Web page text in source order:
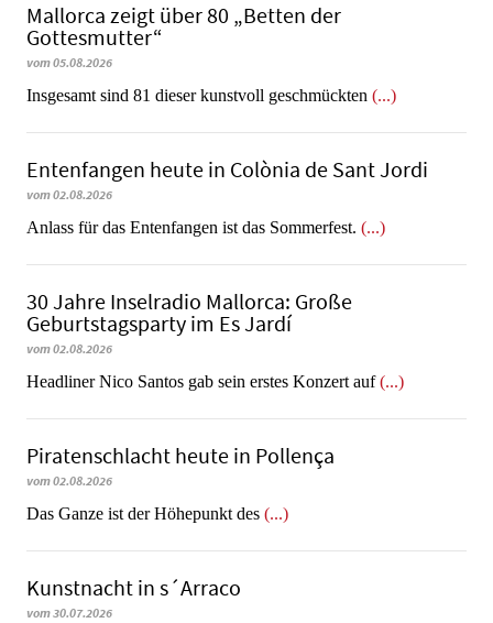
Mallorca zeigt über 80 „Betten der
Gottesmutter“
vom 05.08.2026
Insgesamt sind 81 dieser kunstvoll geschmückten (...)
Entenfangen heute in Colònia de Sant Jordi
vom 02.08.2026
Anlass für das Entenfangen ist das Sommerfest. (...)
30 Jahre Inselradio Mallorca: Große
Geburtstagsparty im Es Jardí
vom 02.08.2026
Headliner Nico Santos gab sein erstes Konzert auf(...)
Piratenschlacht heute in Po­llen­ça
vom 02.08.2026
​​​​​​​Das Ganze ist der Höhepunkt des (...)
Kunstnacht in s´Arraco
vom 30.07.2026